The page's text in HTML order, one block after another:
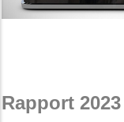
Rapport 2023